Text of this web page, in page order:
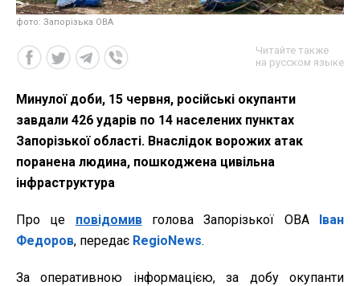
фото: Запорізька ОВА
Читайте также
на русском языке
Минулої доби, 15 червня, російські окупанти
завдали 426 ударів по 14 населених пунктах
Запорізької області. Внаслідок ворожих атак
поранена людина, пошкоджена цивільна
інфраструктура
Про це повідомивголова Запорізької ОВА Іван
Федоров, передає RegioNews.
За оперативною інформацією, за добу окупанти